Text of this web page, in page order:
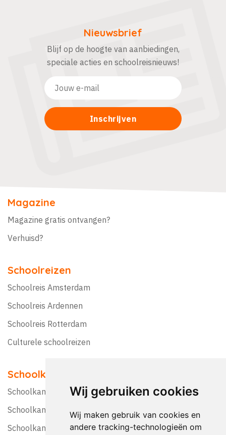
Wij gebruiken cookies
Wij maken gebruik van cookies en
andere tracking-technologieën om
Nieuwsbrief
Blijf op de hoogte van aanbiedingen,
speciale acties en schoolreisnieuws!
Magazine
Magazine gratis ontvangen?
Verhuisd?
Schoolreizen
Schoolreis Amsterdam
Schoolreis Ardennen
Schoolreis Rotterdam
Culturele schoolreizen
Schoolkampen
Schoolkamp Nederland
Schoolkamp België
Schoolkamptips